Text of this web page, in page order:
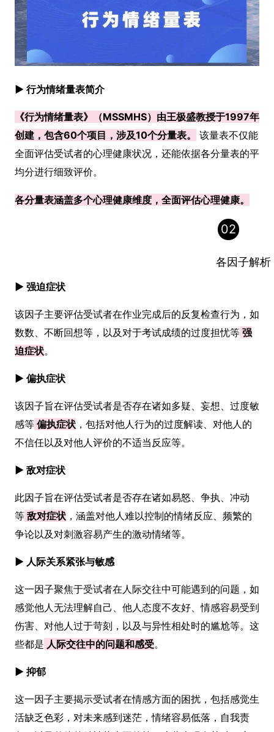
► 行为情绪量表简介
《行为情绪量表》（MSSMHS）由王极盛教授于1997年
创建，包含60个项目，涉及10个分量表。
该量表不仅能
全面评估受试者的心理健康状况，还能依据各分量表的平
均分进行细致评价。
各分量表涵盖多个心理健康维度，全面评估心理健康。
02
各因子解析
► 强迫症状
该因子主要评估受试者在作业完成后的反复检查行为，如
数数、不断回想等，以及对于考试成绩的过度担忧等 强
迫症状。
► 偏执症状
该因子旨在评估受试者是否存在诸如多疑、妄想、过度敏
感等 偏执症状 ，包括对他人行为的过度解读、对他人的
不信任以及对他人评价的不适当反应等。
► 敌对症状
此因子旨在评估受试者是否存在诸如易怒、争执、冲动
等 敌对症状 ，涵盖对他人难以控制的情绪反应、频繁的
争论以及对刺激容易产生的激动情绪等。
► 人际关系紧张与敏感
这一因子聚焦于受试者在人际交往中可能遇到的问题，如
感觉他人无法理解自己、他人态度不友好、情感容易受到
伤害、对他人过于苛刻，以及与异性相处时的尴尬等。这
些都是 人际交往中的问题和感受。
► 抑郁
这一因子主要揭示受试者在情感方面的困扰，包括感觉生
活缺乏色彩，对未来感到迷茫，情绪容易低落，自我责